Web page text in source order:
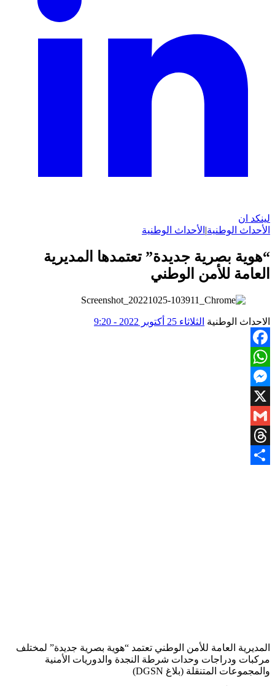
لينكد ان
الأحداث الوطنية| الأحداث الوطنية
“هوية بصرية جديدة” تعتمدها المديرية
العامة للأمن الوطني
الاحداث الوطنية الثلاثاء 25 أكتوبر 2022 - 9:20
Facebook
WhatsApp
Messenger
X
Gmail
Threads
المديرية العامة للأمن الوطني تعتمد “هوية بصرية جديدة” لمختلف
مركبات ودراجات وحدات شرطة النجدة والدوريات الأمنية
والمجموعات المتنقلة (بلاغ DGSN)